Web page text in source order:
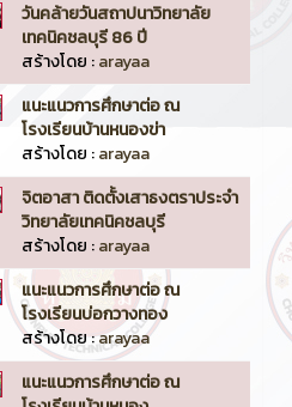
วันคล้ายวันสถาปนาวิทยาลัย
เทคนิคชลบุรี 86 ปี
สร้างโดย :arayaa
แนะแนวการศึกษาต่อ ณ
โรงเรียนบ้านหนองข่า
สร้างโดย :arayaa
จิตอาสา ติดตั้งเสาธงตราประจำ
วิทยาลัยเทคนิคชลบุรี
สร้างโดย :arayaa
แนะแนวการศึกษาต่อ ณ
โรงเรียนบ่อกวางทอง
สร้างโดย :arayaa
แนะแนวการศึกษาต่อ ณ